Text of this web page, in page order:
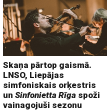
Skaņa pārtop gaismā.
LNSO, Liepājas
simfoniskais orķestris
unSinfonietta Rīga spoži
vainagojuši sezonu